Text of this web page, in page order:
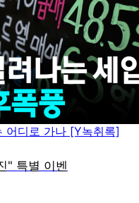
어디로 가나 [Y녹취록]